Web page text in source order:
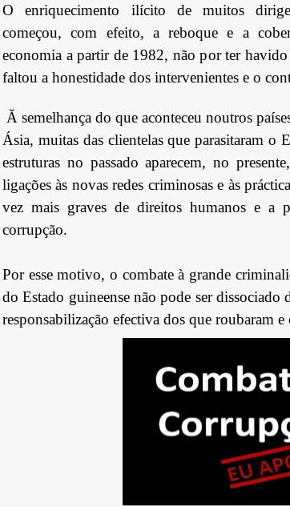
O enriquecimento ilícito de muitos
começou, com efeito, a reboque e a
economia a partir de 1982, não por ter
faltou a honestidade dos intervenientes e o
Ă semelhança do que aconteceu noutros
Ásia, muitas das clientelas que parasitaram o
estruturas no passado aparecem, no
ligações às novas redes criminosas e às
vez mais graves de direitos humanos e a
corrupção.
Por esse motivo, o combate à grande
do Estado guineense não pode ser
responsabilização efectiva dos que roubaram